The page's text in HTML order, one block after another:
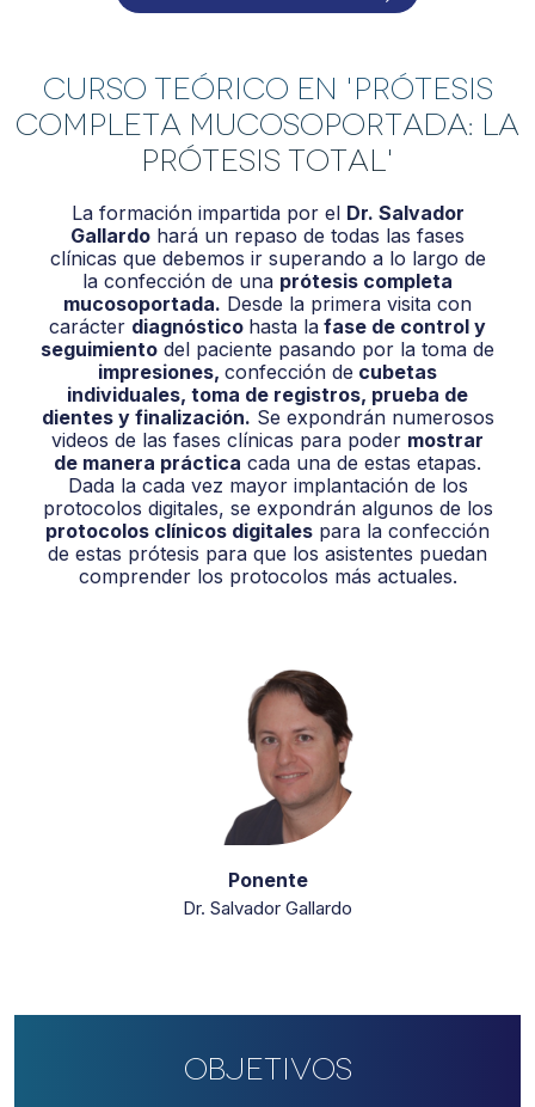
Curso Teórico en 'Prótesis
completa mucosoportada: La
Prótesis Total'
La formación impartida por el Dr. Salvador
Gallardo hará un repaso de todas las fases
clínicas que debemos ir superando a lo largo de
la confección de una prótesis completa
mucosoportada. Desde la primera visita con
carácter diagnóstico hasta la fase de control y
seguimiento del paciente pasando por la toma de
impresiones, confección de cubetas
individuales, toma de registros, prueba de
dientes y finalización. Se expondrán numerosos
videos de las fases clínicas para poder mostrar
de manera práctica cada una de estas etapas.
Dada la cada vez mayor implantación de los
protocolos digitales, se expondrán algunos de los
protocolos clínicos digitales para la confección
de estas prótesis para que los asistentes puedan
comprender los protocolos más actuales.
Ponente
Dr. Salvador Gallardo
Objetivos